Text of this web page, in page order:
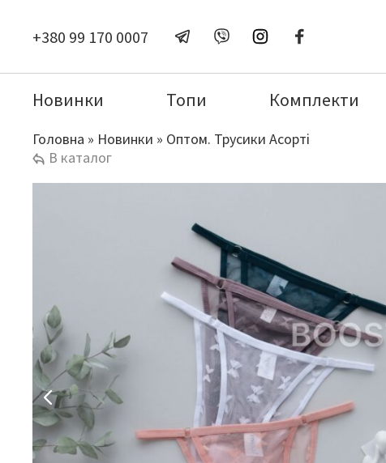
+380 99 170 0007
Новинки Топи Комплекти
Головна » Новинки » Оптом. Трусики Асорті
В каталог